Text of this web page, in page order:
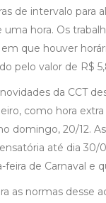
de intervalo para
uma hora. Os
que houver
pelo valor de R$
da CCT
como hora
domingo, 20/12.
até dia 30/
feira de Carnaval e
as normas desse